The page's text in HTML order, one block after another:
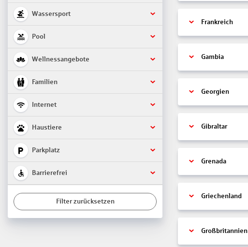
Wassersport
Pool
Wellnessangebote
Familien
Internet
Haustiere
Parkplatz
Barrierefrei
Filter zurücksetzen
Frankreich
Gambia
Georgien
Gibraltar
Grenada
Griechenland
Großbritannien